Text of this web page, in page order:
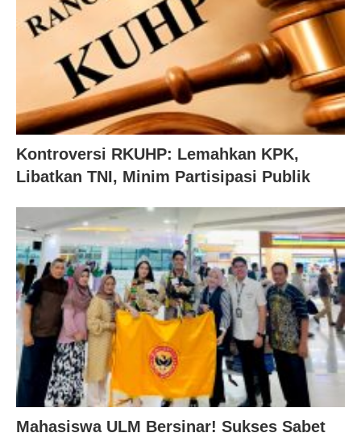
Kontroversi RKUHP: Lemahkan KPK,
Libatkan TNI, Minim Partisipasi Publik
Mahasiswa ULM Bersinar! Sukses Sabet